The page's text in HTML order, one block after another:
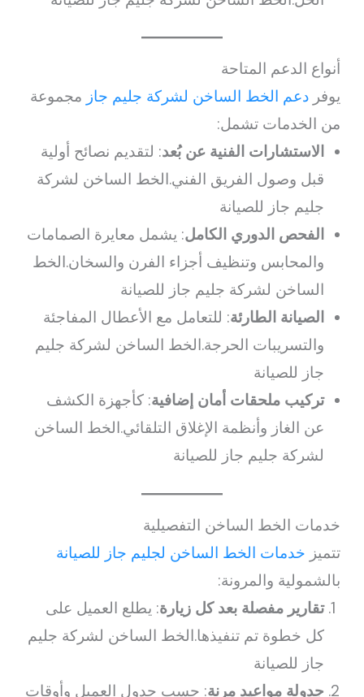
أنواع الدعم المتاحة
يوفردعم الخط الساخن لشركة جليم جاز مجموعة
من الخدمات تشمل:
الاستشارات الفنية عن بُعد: لتقديم نصائح أولية
قبل وصول الفريق الفني.الخط الساخن لشركة
جليم جاز للصيانة
الفحص الدوري الكامل: يشمل معايرة الصمامات
والمحابس وتنظيف أجزاء الفرن والسخان.الخط
الساخن لشركة جليم جاز للصيانة
الصيانة الطارئة: للتعامل مع الأعطال المفاجئة
والتسريبات الحرجة.الخط الساخن لشركة جليم
جاز للصيانة
تركيب ملحقات أمان إضافية: كأجهزة الكشف
عن الغاز وأنظمة الإغلاق التلقائي.الخط الساخن
لشركة جليم جاز للصيانة
خدمات الخط الساخن التفصيلية
تتميز خدمات الخط الساخن لجليم جاز للصيانة
بالشمولية والمرونة:
تقارير مفصلة بعد كل زيارة: يطلع العميل على
كل خطوة تم تنفيذها.الخط الساخن لشركة جليم
جاز للصيانة
جدولة مواعيد مرنة: حسب جدول العميل وأوقات